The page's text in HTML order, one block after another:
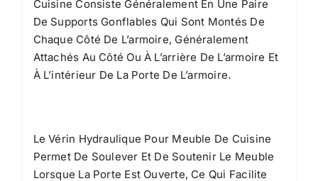
Cuisine Consiste Généralement En Une Paire
De Supports Gonflables Qui Sont Montés De
Chaque Côté De L’armoire, Généralement
Attachés Au Côté Ou À L’arrière De L’armoire Et
À L’intérieur De La Porte De L’armoire.
Le Vérin Hydraulique Pour Meuble De Cuisine
Permet De Soulever Et De Soutenir Le Meuble
Lorsque La Porte Est Ouverte, Ce Qui Facilite